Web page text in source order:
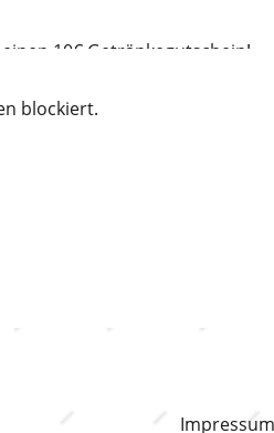
10€ Getränkegutschein!
blockiert.
Impressum